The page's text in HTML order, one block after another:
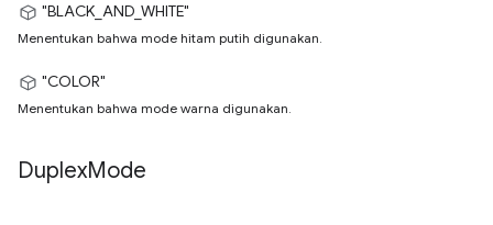
"BLACK_AND_WHITE"
Menentukan bahwa mode hitam putih digunakan.
"COLOR"
Menentukan bahwa mode warna digunakan.
DuplexMode